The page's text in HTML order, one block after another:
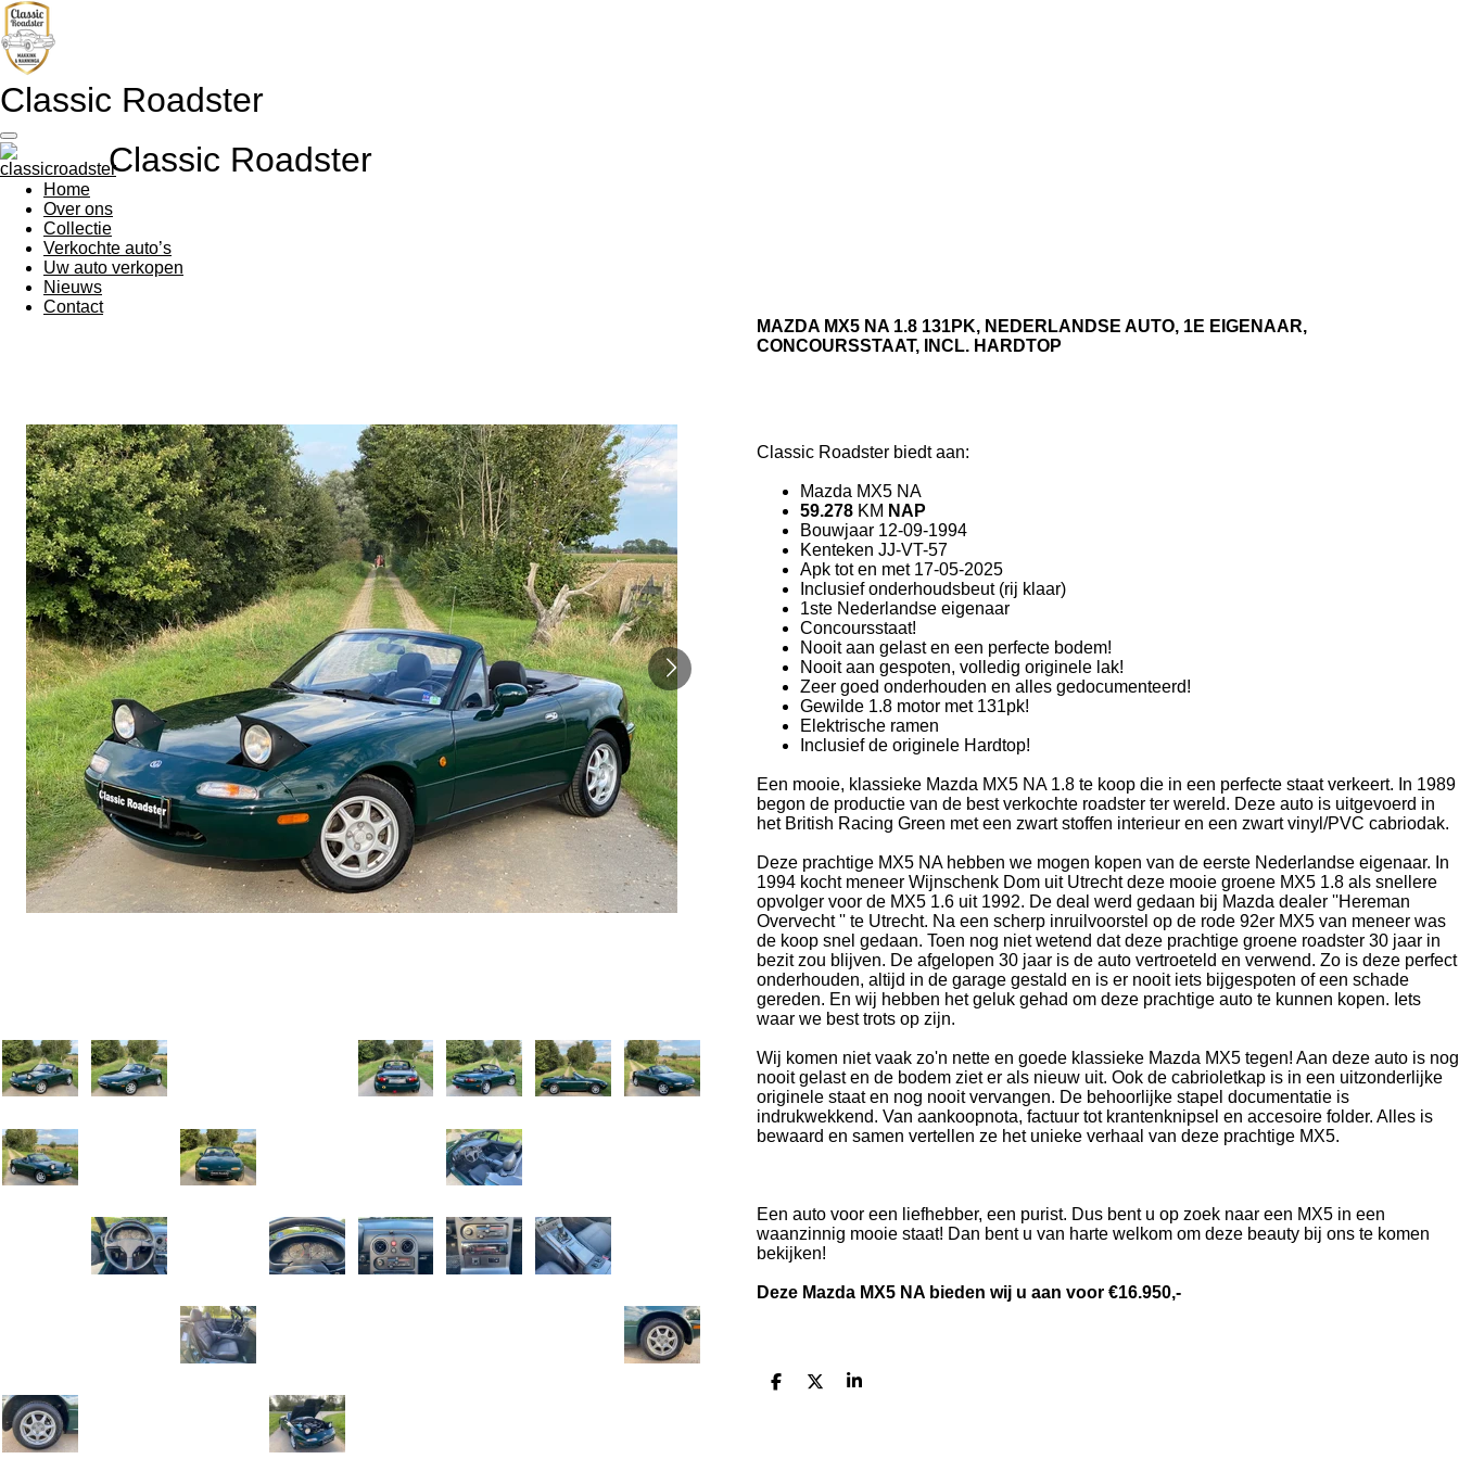
Ga
direct
naar
de
hoofdinhoud
Classic Roadster
Classic Roadster
Home
Over ons
Collectie
Verkochte auto’s
Uw auto verkopen
Nieuws
Contact
MAZDA MX5 NA 1.8 131PK, NEDERLANDSE AUTO, 1E EIGENAAR,
CONCOURSSTAAT, INCL. HARDTOP
Classic Roadster biedt aan:
Mazda MX5 NA
59.278 KM NAP
Bouwjaar 12-09-1994
Kenteken JJ-VT-57
Apk tot en met 17-05-2025
Inclusief onderhoudsbeut (rij klaar)
1ste Nederlandse eigenaar
Concoursstaat!
Nooit aan gelast en een perfecte bodem!
Nooit aan gespoten, volledig originele lak!
Zeer goed onderhouden en alles gedocumenteerd!
Gewilde 1.8 motor met 131pk!
Elektrische ramen
Inclusief de originele Hardtop!
Een mooie, klassieke Mazda MX5 NA 1.8 te koop die in een perfecte staat verkeert. In 1989
begon de productie van de best verkochte roadster ter wereld. Deze auto is uitgevoerd in
het British Racing Green met een zwart stoffen interieur en een zwart vinyl/PVC cabriodak.
Deze prachtige MX5 NA hebben we mogen kopen van de eerste Nederlandse eigenaar. In
1994 kocht meneer Wijnschenk Dom uit Utrecht deze mooie groene MX5 1.8 als snellere
opvolger voor de MX5 1.6 uit 1992. De deal werd gedaan bij Mazda dealer ''Hereman
Overvecht '' te Utrecht. Na een scherp inruilvoorstel op de rode 92er MX5 van meneer was
de koop snel gedaan. Toen nog niet wetend dat deze prachtige groene roadster 30 jaar in
bezit zou blijven. De afgelopen 30 jaar is de auto vertroeteld en verwend. Zo is deze perfect
onderhouden, altijd in de garage gestald en is er nooit iets bijgespoten of een schade
gereden. En wij hebben het geluk gehad om deze prachtige auto te kunnen kopen. Iets
waar we best trots op zijn.
Wij komen niet vaak zo'n nette en goede klassieke Mazda MX5 tegen! Aan deze auto is nog
nooit gelast en de bodem ziet er als nieuw uit. Ook de cabrioletkap is in een uitzonderlijke
originele staat en nog nooit vervangen. De behoorlijke stapel documentatie is
indrukwekkend. Van aankoopnota, factuur tot krantenknipsel en accesoire folder. Alles is
bewaard en samen vertellen ze het unieke verhaal van deze prachtige MX5.
Een auto voor een liefhebber, een purist. Dus bent u op zoek naar een MX5 in een
waanzinnig mooie staat! Dan bent u van harte welkom om deze beauty bij ons te komen
bekijken!
Deze Mazda MX5 NA bieden wij u aan voor €16.950,-
D
D
S